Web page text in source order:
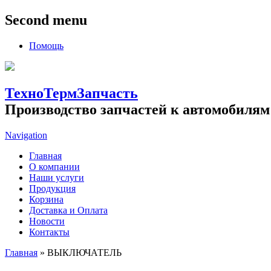
Second menu
Помощь
ТехноТермЗапчасть
Производство запчастей к
Navigation
Главная
О компании
Наши услуги
Продукция
Корзина
Доставка и Оплата
Новости
Контакты
Главная » ВЫКЛЮЧАТЕЛЬ